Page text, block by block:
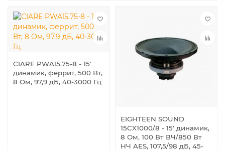
CIARE PWA15.75-8 - 15'
динамик, феррит, 500 Вт,
8 Ом, 97,9 дБ, 40-3000 Гц
EIGHTEEN SOUND
15CX1000/8 - 15' динамик,
8 Ом, 100 Вт ВЧ/850 Вт
НЧ AES, 107,5/98 дБ, 45-